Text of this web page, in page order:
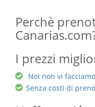
Perchè
I prezzi
Noi non vi
Senza costi di